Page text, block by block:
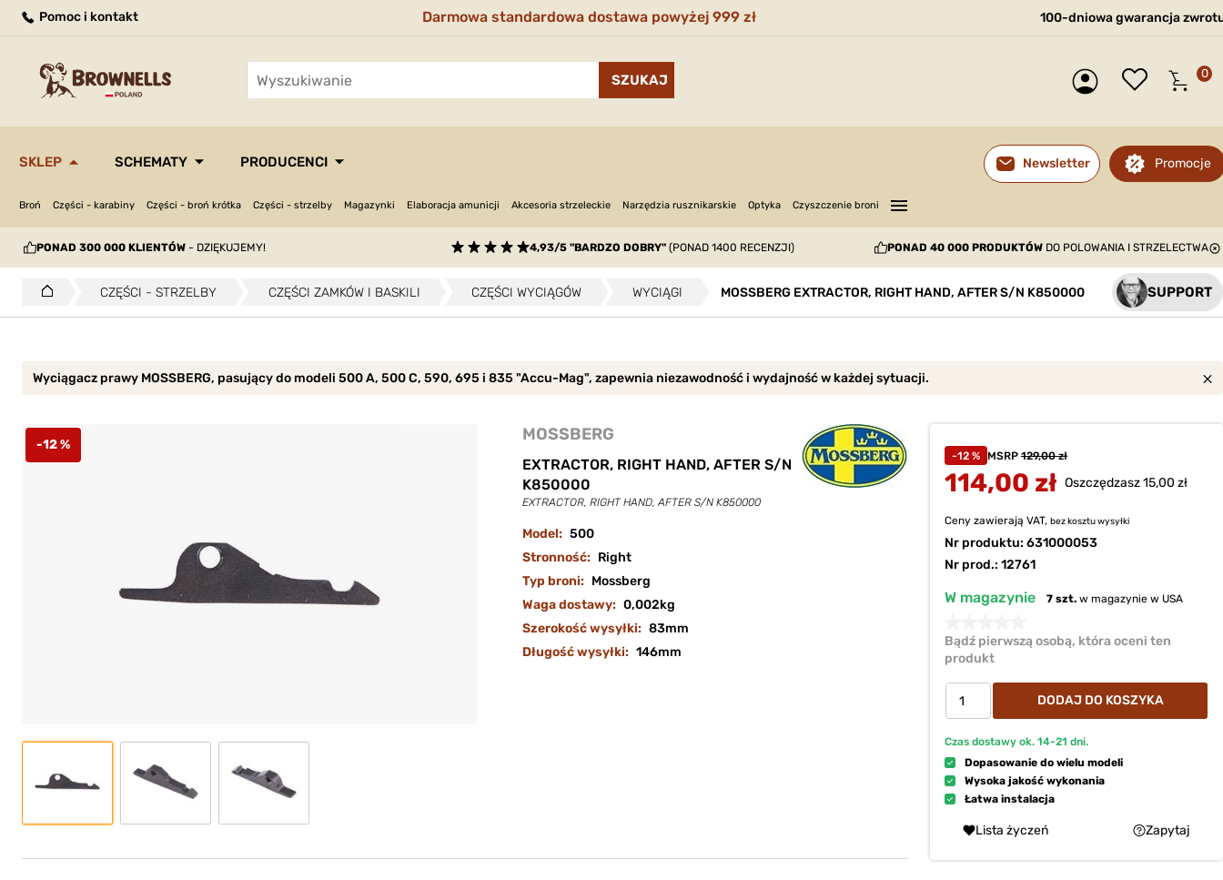
Pomoc i kontakt Darmowa standardowa dostawa powyżej 999 zł 100-dniowa gwarancja
0
SKLEP SCHEMATY PRODUCENCI Newsletter Promocje
Broń Części - karabiny Części - broń krótka Części - strzelby Magazynki Elaboracja amunicji Akcesoria strzeleckie Narzędzia rusznikarskie Optyka Czyszczenie broni —
—
—
PONAD 300 000 KLIENTÓW - DZIĘKUJEMY! 4,93/5 "BARDZO DOBRY"(PONAD 1400 RECENZJI) PONAD 40 000 PRODUKTÓW DO POLOWANIA I STRZELECTWA
CZĘŚCI - STRZELBY CZĘŚCI ZAMKÓW I BASKILI CZĘŚCI WYCIĄGÓW WYCIĄGI MOSSBERG EXTRACTOR, RIGHT HAND, AFTER S/N K850000 SUPPORT
Wyciągacz prawy MOSSBERG, pasujący do modeli 500 A, 500 C, 590, 695 i 835 "Accu-Mag", zapewnia niezawodność i wydajność w każdej sytuacji.
-12 %
MOSSBERG
EXTRACTOR, RIGHT HAND, AFTER S/N
K850000
EXTRACTOR, RIGHT HAND, AFTER S/N K850000
Model: 500
Stronność: Right
Typ broni: Mossberg
Waga dostawy: 0,002kg
Szerokość wysyłki: 83mm
Długość wysyłki: 146mm
-12 % MSRP 129,00 zł
114,00 zł Oszczędzasz 15,00 zł
Ceny zawierają VAT, bez kosztuwysyłki
Nr produktu: 631000053
Nr prod.: 12761
W magazynie 7 szt. w magazynie w USA
Bądź pierwszą osobą, która oceni ten
produkt
DODAJ DO KOSZYKA
Czas dostawy ok. 14-21 dni.
Dopasowanie do wielu modeli
Wysoka jakość wykonania
Łatwa instalacja
Lista życzeń Zapytaj